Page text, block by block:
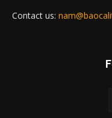
Contact us: